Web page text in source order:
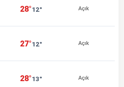
28°12° Açık
27°12° Açık
28°13° Açık